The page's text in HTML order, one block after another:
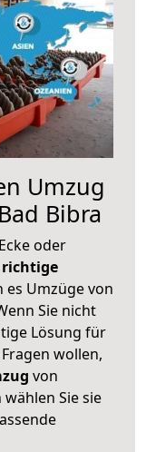
Umzug
Bibra
oder
richtige
es Umzüge von
Sie nicht
Lösung für
wollen,
von
Sie sie